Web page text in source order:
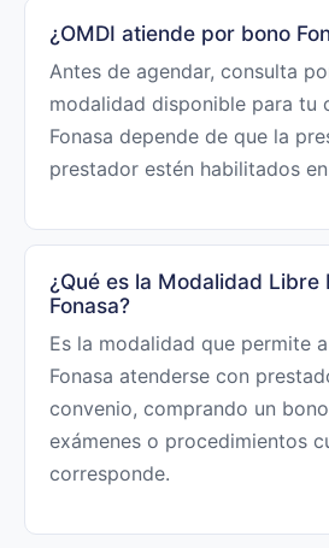
¿OMDI atiende por bono
Antes de agendar, consulta
modalidad disponible para tu
Fonasa depende de que la
prestador estén habilitados
¿Qué es la Modalidad Libre
Fonasa?
Es la modalidad que permite
Fonasa atenderse con
convenio, comprando un
exámenes o procedimientos
corresponde.